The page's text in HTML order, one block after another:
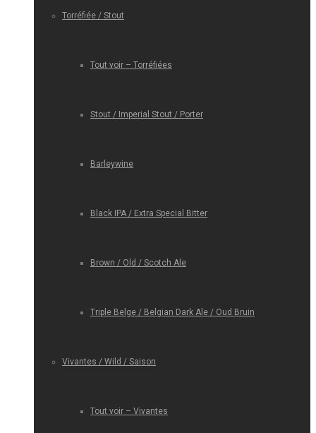
Torréfiée / Stout
Tout voir – Torréfiées
Stout / Imperial Stout / Porter
Barleywine
Black IPA / Extra Special Bitter
Brown / Old / Scotch Ale
Triple Belge / Belgian Dark Ale / Oud Bruin
Vivantes / Wild / Saison
Tout voir – Vivantes